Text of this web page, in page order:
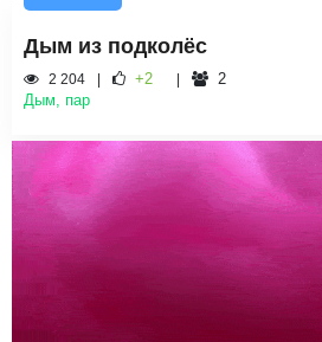
Дым из подколёс
2 204 +2
2
Дым, пар